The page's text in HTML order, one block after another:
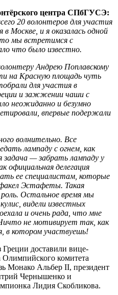
центра СПбГУСЭ:
20 волонтеров для участия
Москве, и я оказалась одной
мы встретимся с
что было известно.
Андрею Поплавскому
на Красную площадь чуть
для участия в
и зажжении чаши с
неожиданно и безумно
впервые подержали
волнительно. Все
лампаду с огнем, как
задача — забрать лампаду у
официальная делегация
ее специалистам, которые
Эстафеты. Такая
Остальное время мы
видели известных
и очень рада, что мне
не мотивирует так, как
в котором участвуешь!
доставили вице-
комитета
Монако Альбер II, президент
Чернышенко и
Лидия Скобликова.